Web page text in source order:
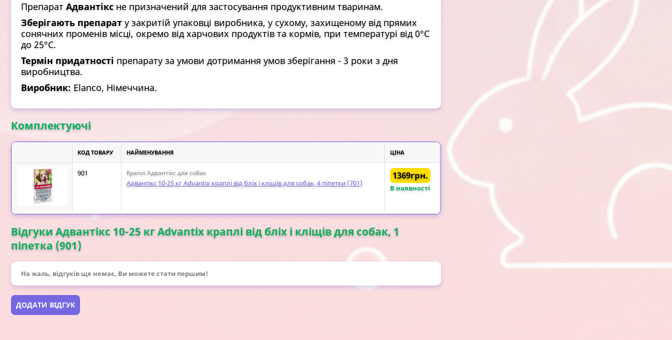
Препарат Адвантікс не призначений для застосування продуктивним тваринам.
Зберігають препарат у закритій упаковці виробника, у сухому, захищеному від прямих
сонячних променів місці, окремо від харчових продуктів та кормів, при температурі від 0°С
до 25°С.
Термін придатності препарату за умови дотримання умов зберігання - 3 роки з дня
виробництва.
Виробник: Elanco, Німеччина.
Комплектуючі
КОД ТОВАРУ НАЙМЕНУВАННЯ ЦІНА
901 Краплі Адвантікс для собак
Адвантікс 10-25 кг Advantix краплі від бліх і кліщів для собак, 4 піпетки (701)
1369грн.
В наявності
Відгуки Адвантікс 10-25 кг Advantix краплі від бліх і кліщів для собак, 1
піпетка (901)
На жаль, відгуків ще немає, Ви можете стати першим!
ДОДАТИ ВІДГУК